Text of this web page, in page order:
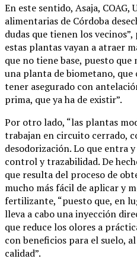
En este sentido, Asaja, COAG,
alimentarias de Córdoba
dudas que tienen los
estas plantas vayan a atraer
que no tiene base, puesto
una planta de biometano, que
tener asegurado con
prima, que ya ha de existir”.
Por otro lado, “las plantas
trabajan en circuito cerrado,
desodorización. Lo que entra
control y trazabilidad. De
que resulta del proceso de
mucho más fácil de aplicar y
fertilizante, “puesto que, en
lleva a cabo una inyección
que reduce los olores a
con beneficios para el suelo,
calidad”.